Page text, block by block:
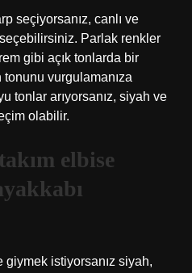
seçiyorsanız, canlı ve
Parlak renkler
​​gibi açık tonlarda bir
vurgulamanıza
tonlar arıyorsanız, siyah ve
olabilir.
elbise
giymek istiyorsanız siyah,